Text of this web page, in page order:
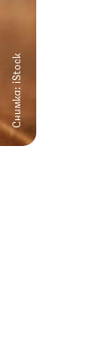
Снимка: iStock